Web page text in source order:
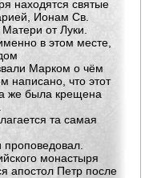
находятся святые
Ионам Св.
от Луки.
в этом месте,
звали Марком о чём
написано, что этот
же была крещена
та самая
проповедовал.
монастыря
апостол Петр после